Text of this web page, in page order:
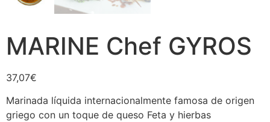
MARINE Chef GYROS
37,07€
Marinada líquida internacionalmente famosa de origen
griego con un toque de queso Feta y hierbas